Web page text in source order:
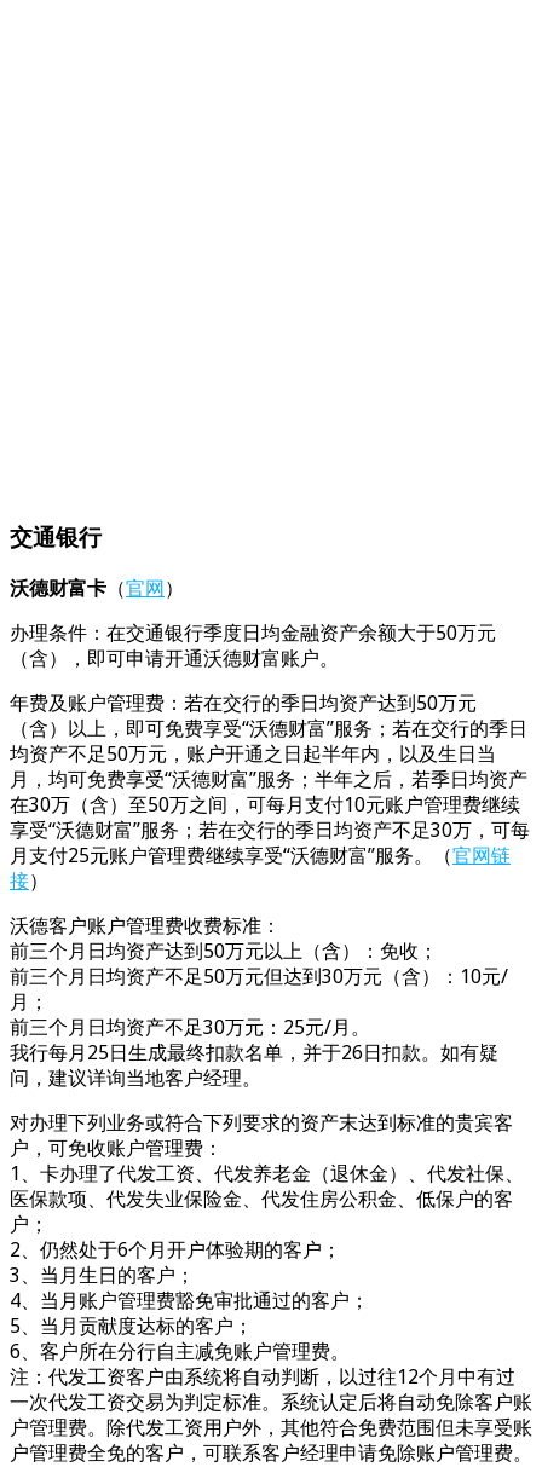
交通银行
沃德财富卡 （官网）
办理条件：在交通银行季度日均金融资产余额大于50万元
（含），即可申请开通沃德财富账户。
年费及账户管理费：若在交行的季日均资产达到50万元
（含）以上，即可免费享受“沃德财富”服务；若在交行的季日
均资产不足50万元，账户开通之日起半年内，以及生日当
月，均可免费享受“沃德财富”服务；半年之后，若季日均资产
在30万（含）至50万之间，可每月支付10元账户管理费继续
享受“沃德财富”服务；若在交行的季日均资产不足30万，可每
月支付25元账户管理费继续享受“沃德财富”服务。（官网链
接）
沃德客户账户管理费收费标准：
前三个月日均资产达到50万元以上（含）：免收；
前三个月日均资产不足50万元但达到30万元（含）：10元/
月；
前三个月日均资产不足30万元：25元/月。
我行每月25日生成最终扣款名单，并于26日扣款。如有疑
问，建议详询当地客户经理。
对办理下列业务或符合下列要求的资产末达到标准的贵宾客
户，可免收账户管理费：
1、卡办理了代发工资、代发养老金（退休金）、代发社保、
医保款项、代发失业保险金、代发住房公积金、低保户的客
户；
2、仍然处于6个月开户体验期的客户；
3、当月生日的客户；
4、当月账户管理费豁免审批通过的客户；
5、当月贡献度达标的客户；
6、客户所在分行自主减免账户管理费。
注：代发工资客户由系统将自动判断，以过往12个月中有过
一次代发工资交易为判定标准。系统认定后将自动免除客户账
户管理费。除代发工资用户外，其他符合免费范围但未享受账
户管理费全免的客户，可联系客户经理申请免除账户管理费。